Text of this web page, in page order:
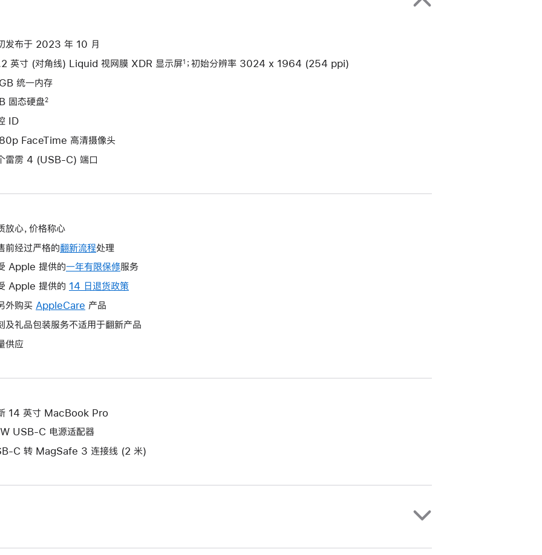
发布于 2023 年 10 月
英寸 (对角线) Liquid 视网膜 XDR 显示屏1 ；初始分辨率 3024 x 1964 (254 ppi)
统一内存
固态硬盘 2
ID
FaceTime 高清摄像头
雷雳 4 (USB-C) 端口
放心，价格称心
前经过严格的翻新流程处理
Apple 提供的一年有限保修此
操
打
服务
Apple 提供的 14 日退货政策
将
新
外购买 AppleCare 此
操
开
的
窗
产品
及礼品包装服务不适用于翻新产品
供应
14 英寸 MacBook Pro
USB-C 电源适配器
C 转 MagSafe 3 连接线 (2 米)